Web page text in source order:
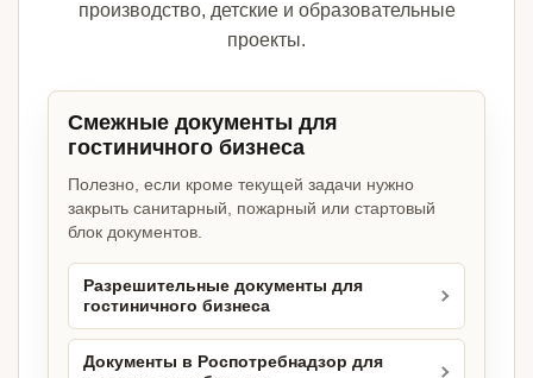
производство, детские и образовательные
проекты.
Смежные документы для
гостиничного бизнеса
Полезно, если кроме текущей задачи нужно
закрыть санитарный, пожарный или стартовый
блок документов.
Разрешительные документы для
гостиничного бизнеса
Документы в Роспотребнадзор для